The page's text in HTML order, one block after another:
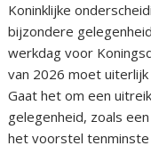
Koninklijke
bijzondere
werkdag voor
van 2026 moet
Gaat het om een
gelegenheid, zoals
het voorstel tenminste